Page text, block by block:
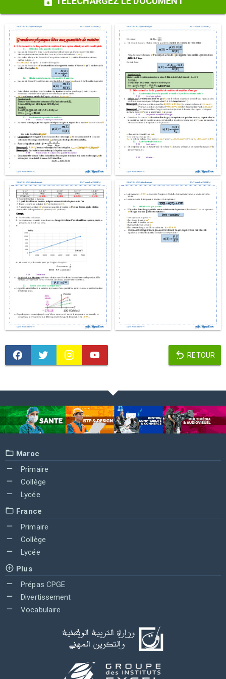
RETOUR
Maroc
Primaire
Collège
Lycée
France
Primaire
Collège
Lycée
Plus
Prépas CPGE
Divertissement
Vocabulaire